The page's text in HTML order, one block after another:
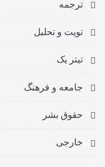
ترجمه
تویت و تحلیل
تیتر یک
جامعه و فرهنگ
حقوق بشر
خارجی